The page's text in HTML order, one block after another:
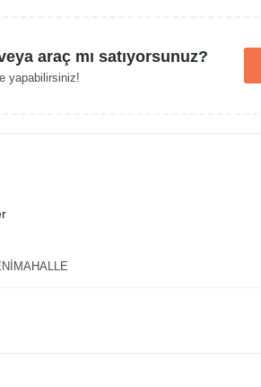
araç mı satıyorsunuz?
yapabilirsiniz!